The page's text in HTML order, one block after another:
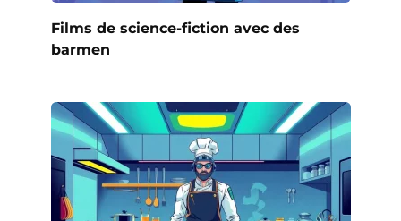
Films de science-fiction avec des
barmen